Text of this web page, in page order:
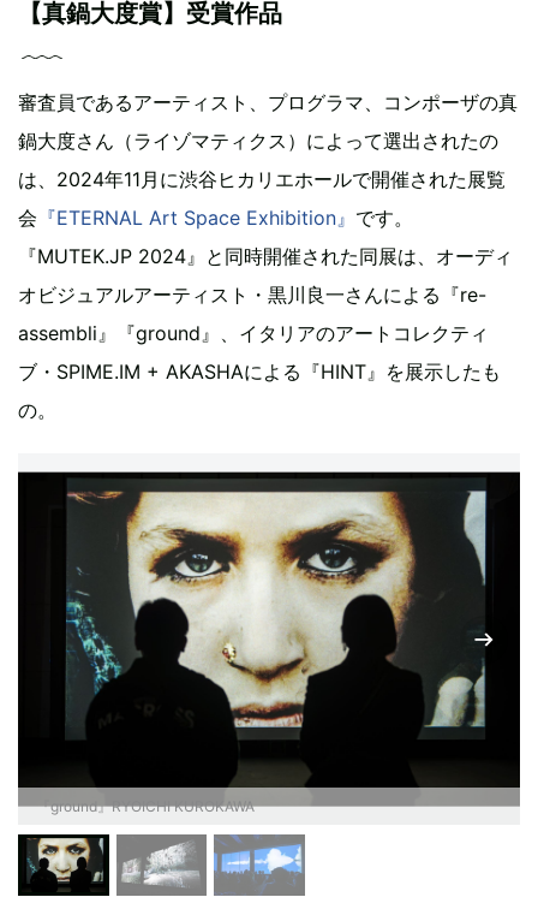
【真鍋大度賞】受賞作品
審査員であるアーティスト、プログラマ、コンポーザの真
鍋大度さん（ライゾマティクス）によって選出されたの
は、2024年11月に渋谷ヒカリエホールで開催された展覧
会 『ETERNAL Art Space Exhibition』 です。
『MUTEK.JP 2024』と同時開催された同展は、オーディ
オビジュアルアーティスト・黒川良一さんによる『re-
assembli』『ground』、イタリアのアートコレクティ
ブ・SPIME.IM + AKASHAによる『HINT』を展示したも
の。
『ground』RYOICHI KUROKAWA